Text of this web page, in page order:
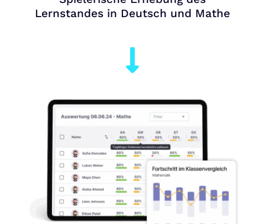
Lernstandes in Deutsch und Mathe